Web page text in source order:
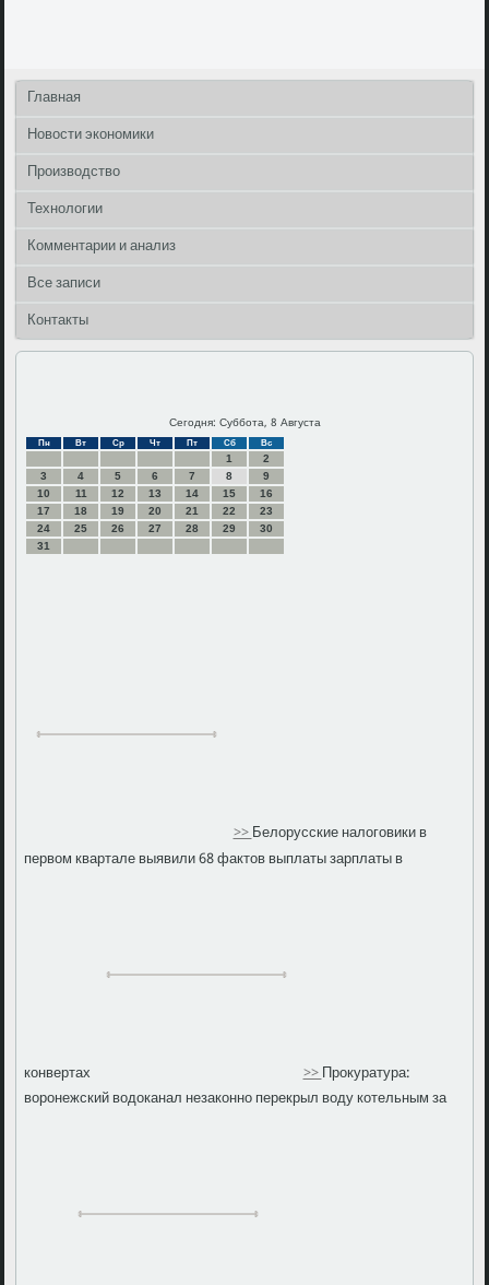
Главная
Новости экономики
Производство
Технологии
Комментарии и анализ
Все записи
Контакты
Сегодня: Суббота, 8 Августа
Пн Вт Ср Чт Пт Сб Вс
1
2
3
4 5 6 7 8
9
10
11 12 13 14 15
16
17
18 19 20 21 22
23
24
25 26 27 28 29
30
31
>>Белорусские налоговики в
первом квартале выявили 68 фактов выплаты зарплаты в
конвертах >>Прокуратура:
воронежский водоканал незаконно перекрыл воду котельным за